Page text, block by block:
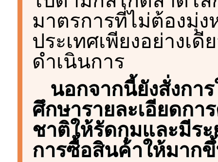
มาตรการที่ไม่ต้องมุ่ง
ประเทศเพียงอย่างเดี
ดำเนินการ
นอกจากนี้ยังสั่งกา
ศึกษารายละเอียดกา
ชาติให้รัดกุมและมีระ
การซื้อสินค้าให้มาก